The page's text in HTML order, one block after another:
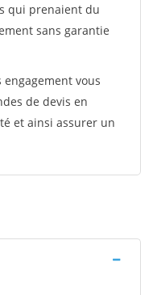
qui prenaient du
sans garantie
vous
de devis en
et ainsi assurer un